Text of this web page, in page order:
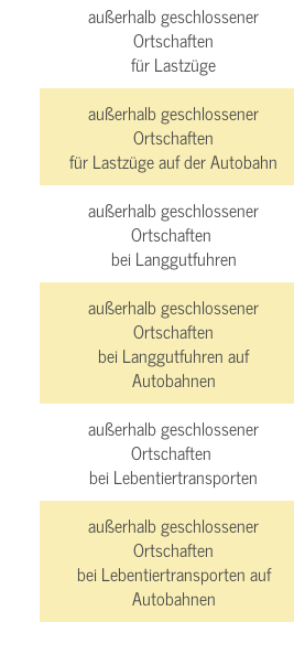
außerhalb geschlossener
Ortschaften
für Lastzüge
außerhalb geschlossener
Ortschaften
für Lastzüge auf der Autobahn
außerhalb geschlossener
Ortschaften
bei Langgutfuhren
außerhalb geschlossener
Ortschaften
bei Langgutfuhren auf
Autobahnen
außerhalb geschlossener
Ortschaften
bei Lebentiertransporten
außerhalb geschlossener
Ortschaften
bei Lebentiertransporten auf
Autobahnen